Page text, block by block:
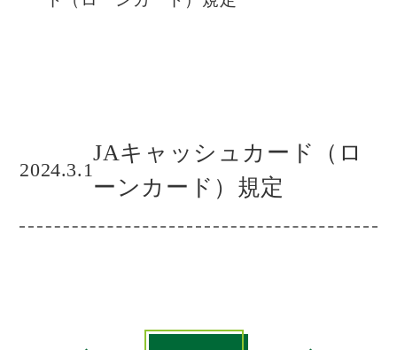
2024.3.1
JAキャッシュカード（ロ
ーンカード）規定